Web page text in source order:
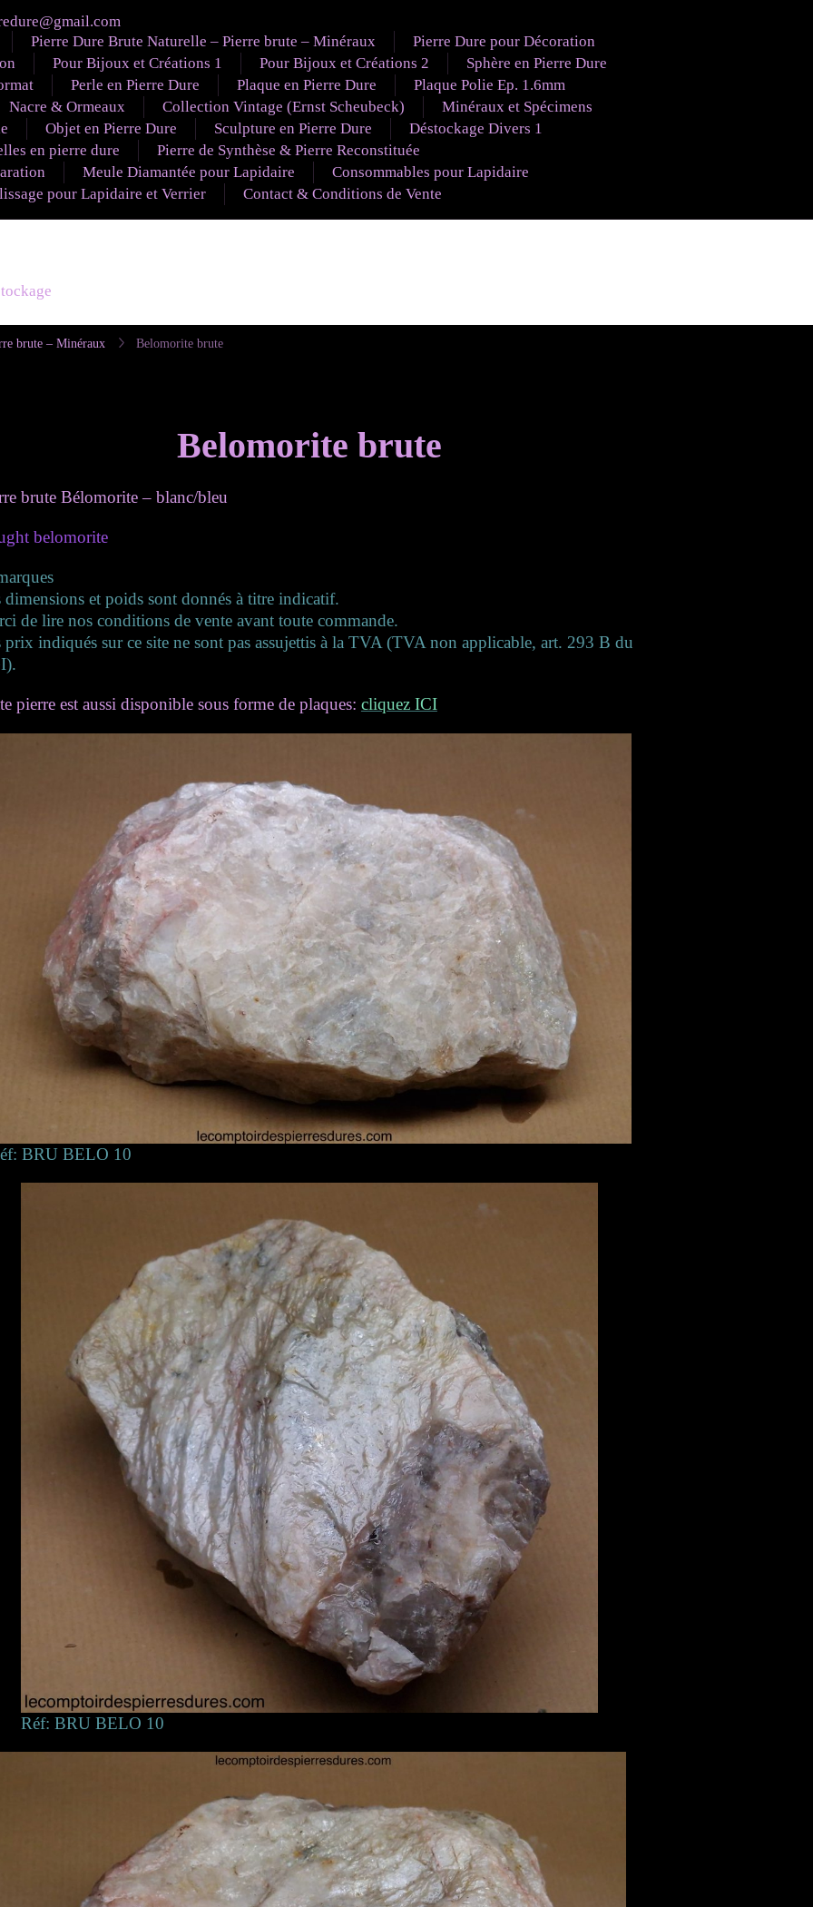
Pierre Dure Brute Naturelle – Pierre brute – Minéraux
Pierre Dure pour Décoration
Pour Bijoux et Créations 1 Pour Bijoux et Créations 2
Sphère en Pierre Dure
Perle en Pierre Dure Plaque en Pierre Dure
Plaque Polie Ep. 1.6mm
Nacre & Ormeaux
Collection Vintage (Ernst Scheubeck)
Minéraux et Spécimens
Objet en Pierre Dure Sculpture en Pierre Dure
Déstockage Divers 1
en pierre dure
Pierre de Synthèse & Pierre Reconstituée
Meule Diamantée pour Lapidaire
Consommables pour Lapidaire
pour Lapidaire et Verrier
Contact & Conditions de Vente
brute – Minéraux Belomorite brute
Belomorite brute
brute Bélomorite – blanc/bleu
belomorite
dimensions et poids sont donnés à titre indicatif.
de lire nos conditions de vente avant toute commande.
prix indiqués sur ce site ne sont pas assujettis à la TVA (TVA non applicable, art. 293 B du
pierre est aussi disponible sous forme de plaques: cliquez ICI
BRU BELO 10
Réf: BRU BELO 10